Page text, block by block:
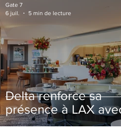
Delta renforce sa
présence à LAX
l'ouverture de la
Gate 7
6 juil.
5 min de lecture